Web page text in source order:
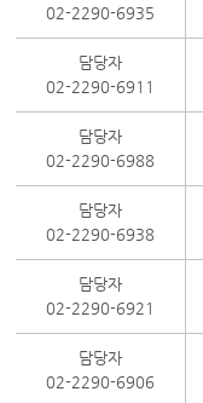
02-2290-6935
담당자
02-2290-6911
담당자
02-2290-6988
담당자
02-2290-6938
담당자
02-2290-6921
담당자
02-2290-6906